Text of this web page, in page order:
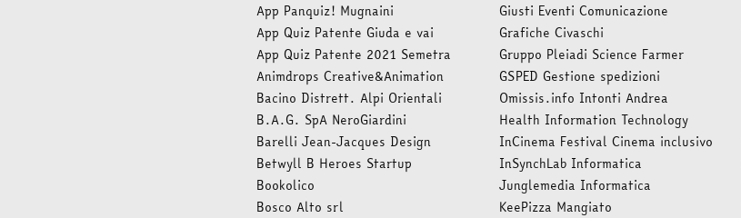
App Panquiz! Mugnaini
App Quiz Patente Giuda e vai
App Quiz Patente 2021 Semetra
Animdrops Creative&Animation
Bacino Distrett. Alpi Orientali
B.A.G. SpA NeroGiardini
Barelli Jean-Jacques Design
Betwyll B Heroes Startup
Bookolico
Bosco Alto srl
Giusti Eventi Comunicazione
Grafiche Civaschi
Gruppo Pleiadi Science Farmer
GSPED Gestione spedizioni
Omissis.info Intonti Andrea
Health Information Technology
InCinema Festival Cinema inclusivo
InSynchLab Informatica
Junglemedia Informatica
KeePizza Mangiato